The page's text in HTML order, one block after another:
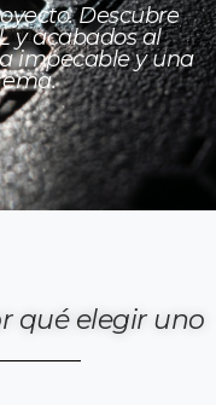
Descubre
y acabados al
impecable y una
qué elegir uno